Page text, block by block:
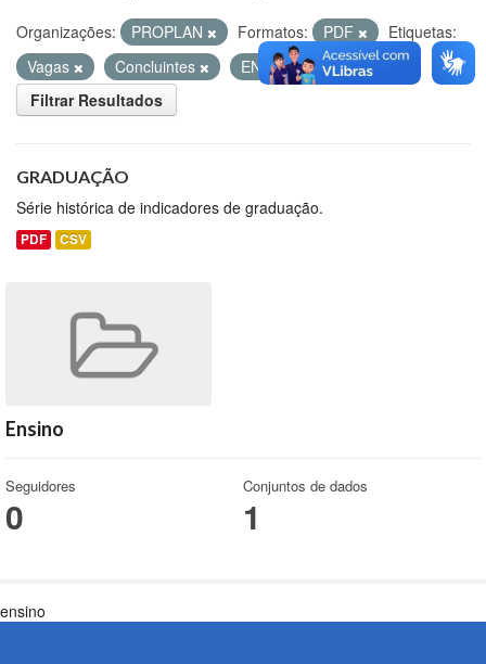
Organizações: PROPLAN Formatos: PDF
Etiquetas:
Vagas
Concluintes
ENADE
Filtrar Resultados
GRADUAÇÃO
Série histórica de indicadores de graduação.
PDF CSV
Ensino
Seguidores
0
Conjuntos de dados
1
ensino